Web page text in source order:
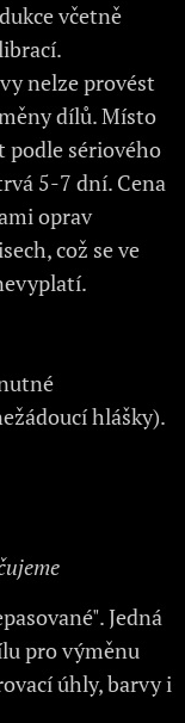
včetně
nelze provést
dílů. Místo
podle sériového
5-7 dní. Cena
oprav
což se ve
hlášky).
Jedná
pro výměnu
úhly, barvy i